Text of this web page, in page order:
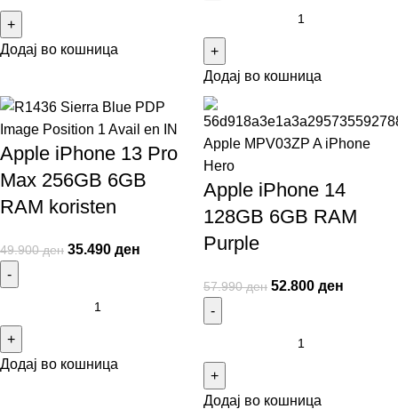
Додај во кошница
Додај во кошница
Apple iPhone 13 Pro
Max 256GB 6GB
RAM koristen
49.900ден 35.490 ден
Додај во кошница
Apple iPhone 14
128GB 6GB RAM
Purple
57.990ден 52.800 ден
Додај во кошница